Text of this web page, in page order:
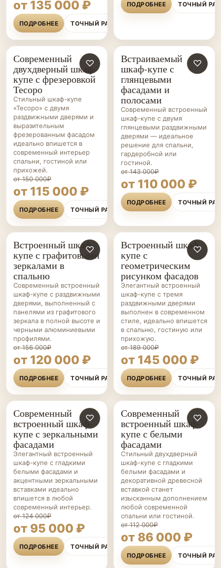
от 135 000 ₽
ПОДРОБНЕЕ ТОЧНЫЙ РАСЧЁТ
ПОДРОБНЕЕ ТОЧНЫЙ
ШКАФЫ-
КУПЕ НА ЗАКАЗ
♡
Современный
двухдверный шкаф-
купе с фрезеровкой
Тесоро
Стильный шкаф-купе
«Тесоро» с двумя
раздвижными дверями и
выразительным
фрезерованным фасадом
идеально впишется в
современный интерьер
спальни, гостиной или
прихожей.
от 150 000₽
от 115 000 ₽
ПОДРОБНЕЕ ТОЧНЫЙ РАСЧЁТ
ШКАФЫ-
КУПЕ НА ЗАКАЗ
♡
Встраиваемый
шкаф-купе с
глянцевыми
фасадами и
полосами
Современный встроенный
шкаф-купе с двумя
глянцевыми раздвижными
дверями — идеальное
решение для спальни,
гардеробной или
гостиной.
от 143 000₽
от 110 000 ₽
ПОДРОБНЕЕ ТОЧНЫЙ
ШКАФЫ-
КУПЕ НА ЗАКАЗ
♡
Встроенный шкаф-
купе с графитовыми
зеркалами в
спальню
Современный встроенный
шкаф-купе с раздвижными
дверями, выполненный с
панелями из графитового
зеркала в полной высоте и
черными алюминиевыми
профилями.
от 156 000₽
от 120 000 ₽
ПОДРОБНЕЕ ТОЧНЫЙ РАСЧЁТ
ШКАФЫ-
КУПЕ НА ЗАКАЗ
♡
Встроенный шкаф-
купе с
геометрическим
рисунком фасадов
Элегантный встроенный
шкаф-купе с тремя
раздвижными дверями
выполнен в современном
стиле, идеально впишется
в спальню, гостиную или
прихожую.
от 189 000₽
от 145 000 ₽
ПОДРОБНЕЕ ТОЧНЫЙ
ШКАФЫ-
КУПЕ НА ЗАКАЗ
♡
Современный
встроенный шкаф-
купе с зеркальными
фасадами
Элегантный встроенный
шкаф-купе с гладкими
белыми фасадами и
акцентными зеркальными
вставками идеально
впишется в любой
современный интерьер.
от 124 000₽
от 95 000 ₽
ПОДРОБНЕЕ ТОЧНЫЙ РАСЧЁТ
ШКАФЫ-
КУПЕ НА ЗАКАЗ
♡
Современный
встроенный шкаф-
купе с белыми
фасадами
Стильный двухдверный
шкаф-купе с гладкими
белыми фасадами и
декоративной древесной
вставкой станет
изысканным дополнением
любой современной
спальни или гостиной.
от 112 000₽
от 86 000 ₽
ПОДРОБНЕЕ ТОЧНЫЙ